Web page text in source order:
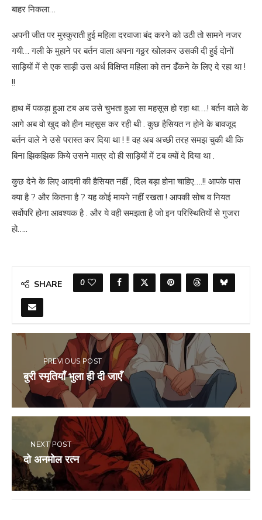
बाहर निकला…
अपनी जीत पर मुस्कुराती हुई महिला दरवाजा बंद करने को उठी तो सामने नजर
गयी… गली के मुहाने पर बर्तन वाला अपना गठ्ठर खोलकर उसकी दी हुई दोनों
साड़ियों में से एक साड़ी उस अर्ध विक्षिप्त महिला को तन ढँकने के लिए दे रहा था !
!!
हाथ में पकड़ा हुआ टब अब उसे चुभता हुआ सा महसूस हो रहा था….! बर्तन वाले के
आगे अब वो खुद को हीन महसूस कर रही थी . कुछ हैसियत न होने के बावजूद
बर्तन वाले ने उसे परास्त कर दिया था ! !! वह अब अच्छी तरह समझ चुकी थी कि
बिना झिकझिक किये उसने मात्र दो ही साड़ियों में टब क्यों दे दिया था .
कुछ देने के लिए आदमी की हैसियत नहीं , दिल बड़ा होना चाहिए….!! आपके पास
क्या है ? और कितना है ? यह कोई मायने नहीं रखता ! आपकी सोच व नियत
सर्वोपरि होना आवश्यक है . और ये वही समझता है जो इन परिस्थितियों से गुजरा
हो…..
SHARE 0
PREVIOUS POST
बुरी स्मृतियाँ भुला ही दी जाएँ
NEXT POST
दो अनमोल रत्न